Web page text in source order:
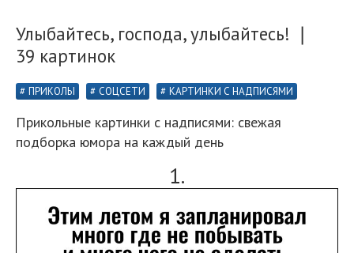
Улыбайтесь, господа, улыбайтесь! ❘
39 картинок
ПРИКОЛЫ СОЦСЕТИ КАРТИНКИ С НАДПИСЯМИ
Прикольные картинки с надписями: свежая
подборка юмора на каждый день
1.